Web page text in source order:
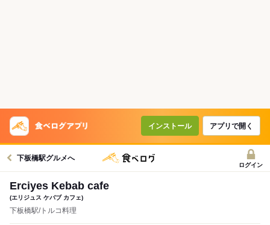
インストール アプリで開く
下板橋駅グルメへ
ログイン
Erciyes Kebab cafe
(エリジュス ケバブ カフェ)
下板橋駅/トルコ料理